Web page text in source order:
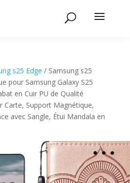
s25 Edge / Samsung s25
pour Samsung Galaxy S25
en Cuir PU de Qualité
Carte, Support Magnétique,
avec Sangle, Étui Mandala en